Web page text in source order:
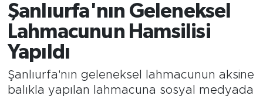
Şanlıurfa'nın Geleneksel
Lahmacunun Hamsilisi
Yapıldı
Şanlıurfa'nın geleneksel lahmacunun aksine
balıkla yapılan lahmacuna sosyal medyada
SAĞLIK
TEKNOLOJİ
OTOMOBİL
Tüm Manşetler
Son Dakika Haberleri
Haber Arşivi